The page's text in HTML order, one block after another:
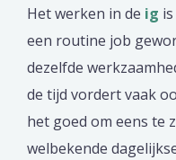
Het werken in de ig
een routine job
dezelfde
de tijd vordert vaak
het goed om eens te
welbekende